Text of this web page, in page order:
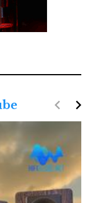
navigate_next
navigate_before